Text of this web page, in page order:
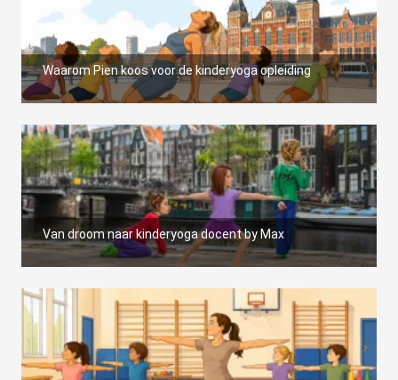
Waarom Pien koos voor de kinderyoga opleiding
Van droom naar kinderyoga docent by Max